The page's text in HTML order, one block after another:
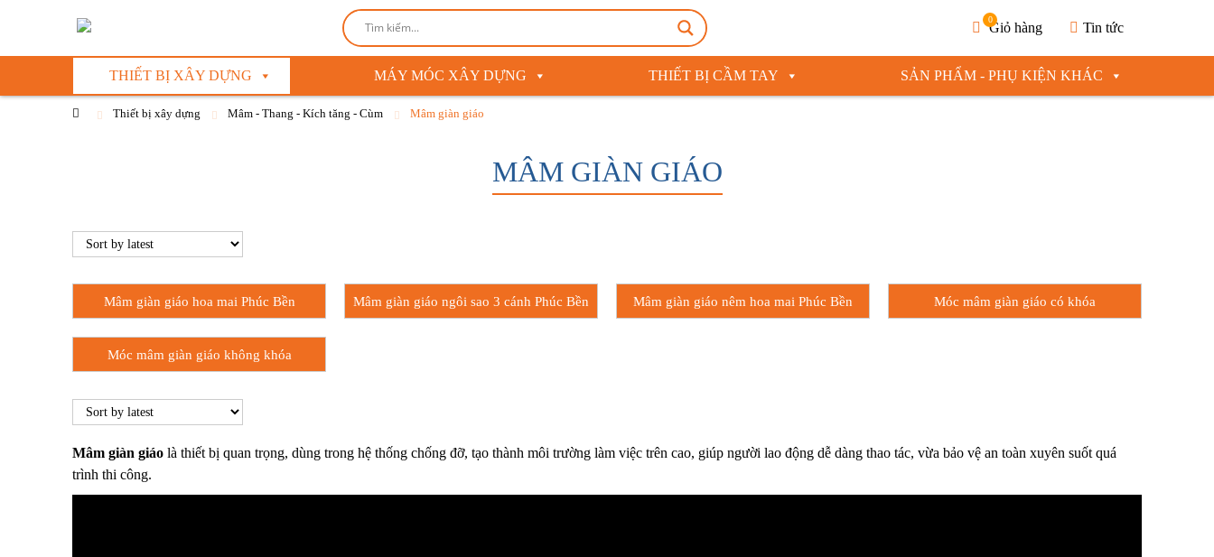
0
Giỏ hàng Tin tức
THIẾT BỊ XÂY DỰNG MÁY MÓC XÂY DỰNG THIẾT BỊ CẦM TAY SẢN PHẨM - PHỤ KIỆN KHÁC
Thiết bị xây dựng Mâm - Thang - Kích tăng - Cùm Mâm giàn giáo
MÂM GIÀN GIÁO
Mâm giàn giáo hoa mai Phúc Bền Mâm giàn giáo ngôi sao 3 cánh Phúc Bền Mâm giàn giáo nêm hoa mai Phúc Bền Móc mâm giàn giáo có khóa
Móc mâm giàn giáo không khóa
Mâm giàn giáo là thiết bị quan trọng, dùng trong hệ thống chống đỡ, tạo thành môi trường làm việc trên cao, giúp người lao động dễ dàng thao tác, vừa bảo vệ an toàn xuyên suốt quá
trình thi công.